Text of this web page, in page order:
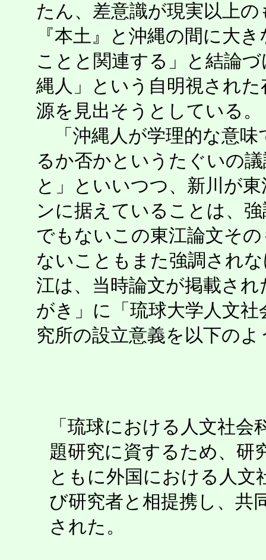
たん、差意識が現実以上
『本土』と沖縄の間に大
ことと関連する」と結論
縄人」という自明視され
源を見出そうとしている。
「沖縄人が学理的な意味
るか否かというたぐいの
と」といいつつ、新川が
ンに据えていることは、
でもないこの東江論文そ
ないこともまた強調され
江は、当時論文が掲載さ
がき」に「琉球大学人文
究所の設立意義を以下の
「琉球における人文社
題研究に資するため、研
ともに外国における人文
び研究者と相提携し、共
された。